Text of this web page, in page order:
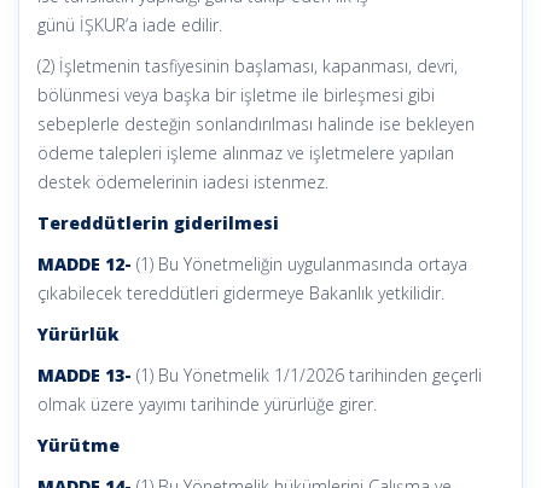
günü İŞKUR’a iade edilir.
(2) İşletmenin tasfiyesinin başlaması, kapanması, devri,
bölünmesi veya başka bir işletme ile birleşmesi gibi
sebeplerle desteğin sonlandırılması halinde ise bekleyen
ödeme talepleri işleme alınmaz ve işletmelere yapılan
destek ödemelerinin iadesi istenmez.
Tereddütlerin giderilmesi
MADDE 12- (1) Bu Yönetmeliğin uygulanmasında ortaya
çıkabilecek tereddütleri gidermeye Bakanlık yetkilidir.
Yürürlük
MADDE 13- (1) Bu Yönetmelik 1/1/2026 tarihinden geçerli
olmak üzere yayımı tarihinde yürürlüğe girer.
Yürütme